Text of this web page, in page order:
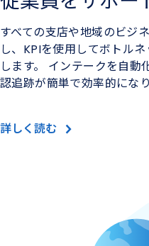
すべての支店や地域のビジ
し、KPIを使用してボトル
します。 インテークを自動
認追跡が簡単で効率的になり
詳しく読む